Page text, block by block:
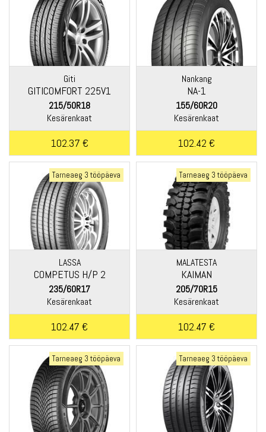
Giti
GITICOMFORT 225V1
215/50R18
Kesärenkaat
102.37 €
Nankang
NA-1
155/60R20
Kesärenkaat
102.42 €
Tarneaeg 3 tööpäeva
LASSA
COMPETUS H/P 2
235/60R17
Kesärenkaat
102.47 €
Tarneaeg 3 tööpäeva
MALATESTA
KAIMAN
205/70R15
Kesärenkaat
102.47 €
Tarneaeg 3 tööpäeva Tarneaeg 3 tööpäeva